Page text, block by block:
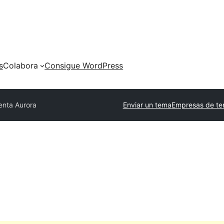
Colabora
Consigue WordPress
Aurora Enviar un temaEmpresas de